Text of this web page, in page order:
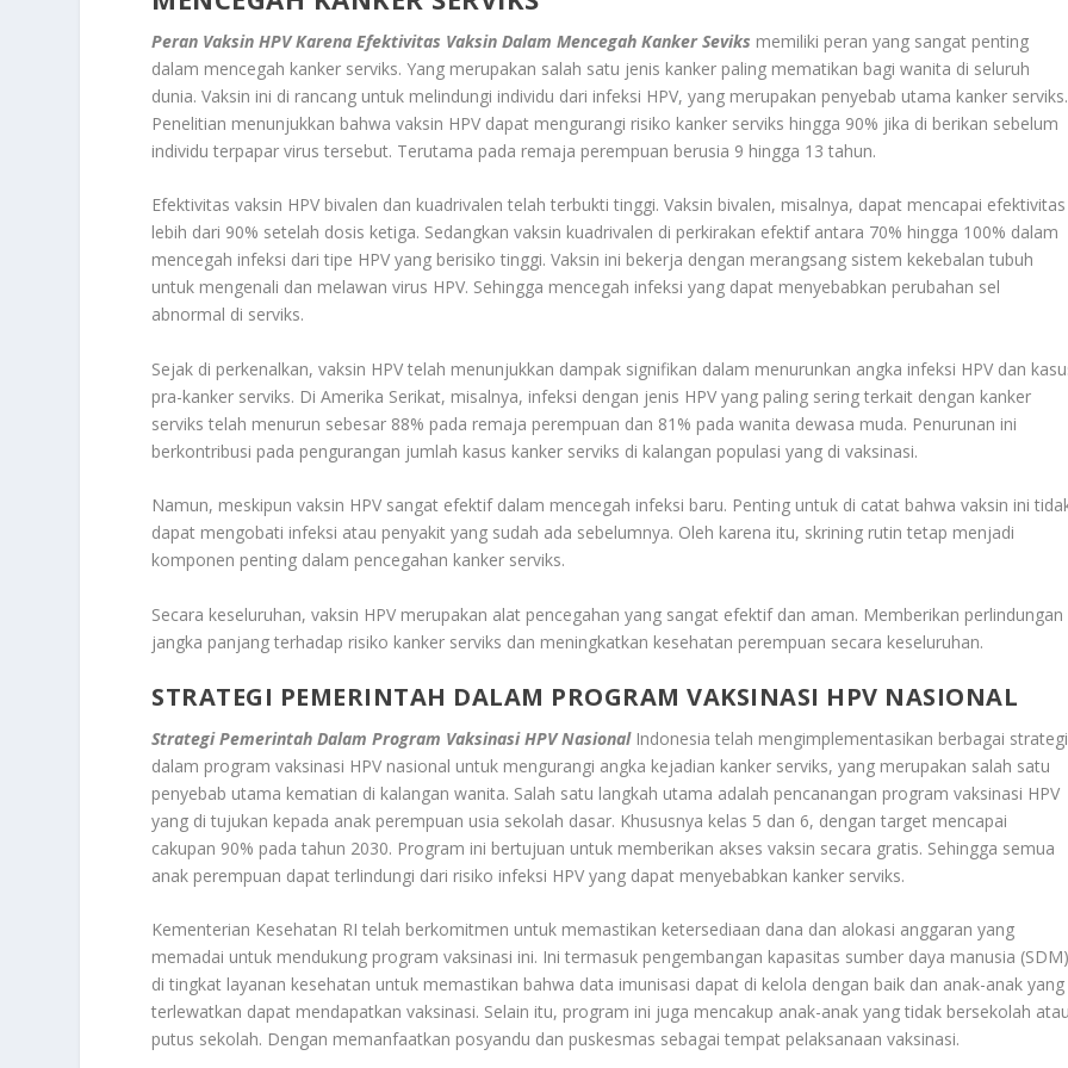
Peran Vaksin HPV Karena Efektivitas Vaksin Dalam Mencegah Kanker Seviks memiliki peran yang sangat penting
dalam mencegah kanker serviks. Yang merupakan salah satu jenis kanker paling mematikan bagi wanita di seluruh
dunia. Vaksin ini di rancang untuk melindungi individu dari infeksi HPV, yang merupakan penyebab utama kanker serviks.
Penelitian menunjukkan bahwa vaksin HPV dapat mengurangi risiko kanker serviks hingga 90% jika di berikan sebelum
individu terpapar virus tersebut. Terutama pada remaja perempuan berusia 9 hingga 13 tahun.
Efektivitas vaksin HPV bivalen dan kuadrivalen telah terbukti tinggi. Vaksin bivalen, misalnya, dapat mencapai efektivitas
lebih dari 90% setelah dosis ketiga. Sedangkan vaksin kuadrivalen di perkirakan efektif antara 70% hingga 100% dalam
mencegah infeksi dari tipe HPV yang berisiko tinggi. Vaksin ini bekerja dengan merangsang sistem kekebalan tubuh
untuk mengenali dan melawan virus HPV. Sehingga mencegah infeksi yang dapat menyebabkan perubahan sel
abnormal di serviks.
Sejak di perkenalkan, vaksin HPV telah menunjukkan dampak signifikan dalam menurunkan angka infeksi HPV dan
pra-kanker serviks. Di Amerika Serikat, misalnya, infeksi dengan jenis HPV yang paling sering terkait dengan kanker
serviks telah menurun sebesar 88% pada remaja perempuan dan 81% pada wanita dewasa muda. Penurunan ini
berkontribusi pada pengurangan jumlah kasus kanker serviks di kalangan populasi yang di vaksinasi.
Namun, meskipun vaksin HPV sangat efektif dalam mencegah infeksi baru. Penting untuk di catat bahwa vaksin ini
dapat mengobati infeksi atau penyakit yang sudah ada sebelumnya. Oleh karena itu, skrining rutin tetap menjadi
komponen penting dalam pencegahan kanker serviks.
Secara keseluruhan, vaksin HPV merupakan alat pencegahan yang sangat efektif dan aman. Memberikan perlindungan
jangka panjang terhadap risiko kanker serviks dan meningkatkan kesehatan perempuan secara keseluruhan.
STRATEGI PEMERINTAH DALAM PROGRAM VAKSINASI HPV NASIONAL
Strategi Pemerintah Dalam Program Vaksinasi HPV NasionalIndonesia telah mengimplementasikan berbagai strategi
dalam program vaksinasi HPV nasional untuk mengurangi angka kejadian kanker serviks, yang merupakan salah satu
penyebab utama kematian di kalangan wanita. Salah satu langkah utama adalah pencanangan program vaksinasi HPV
yang di tujukan kepada anak perempuan usia sekolah dasar. Khususnya kelas 5 dan 6, dengan target mencapai
cakupan 90% pada tahun 2030. Program ini bertujuan untuk memberikan akses vaksin secara gratis. Sehingga semua
anak perempuan dapat terlindungi dari risiko infeksi HPV yang dapat menyebabkan kanker serviks.
Kementerian Kesehatan RI telah berkomitmen untuk memastikan ketersediaan dana dan alokasi anggaran yang
memadai untuk mendukung program vaksinasi ini. Ini termasuk pengembangan kapasitas sumber daya manusia (SDM)
di tingkat layanan kesehatan untuk memastikan bahwa data imunisasi dapat di kelola dengan baik dan anak-anak yang
terlewatkan dapat mendapatkan vaksinasi. Selain itu, program ini juga mencakup anak-anak yang tidak bersekolah atau
putus sekolah. Dengan memanfaatkan posyandu dan puskesmas sebagai tempat pelaksanaan vaksinasi.